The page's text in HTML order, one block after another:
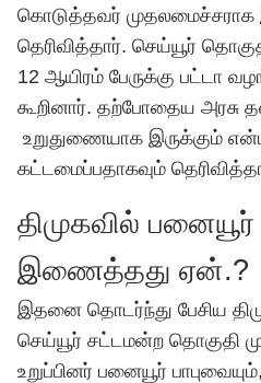
கொடுத்தவர்
தெரிவித்தார். செய்யூர்
12 ஆயிரம் பேருக்கு பட்டா
கூறினார். தற்போதைய அரசு
உறுதுணையாக இருக்கும்
கட்டமைப்பதாகவும்
திமுகவில் பனையூர்
இணைத்தது ஏன்.?
இதனை தொடர்ந்து பேசிய
செய்யூர் சட்டமன்ற தொகுதி
உறுப்பினர் பனையூர்